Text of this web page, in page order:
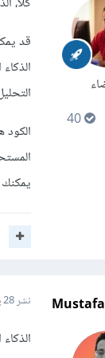
قد
نشر28 يوليو 2023